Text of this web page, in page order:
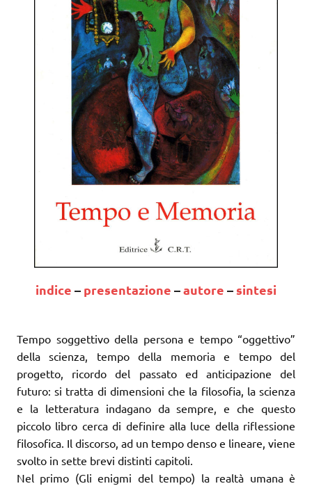
indice – presentazione –autore – sintesi
Tempo soggettivo della persona e tempo “oggettivo”
della scienza, tempo della memoria e tempo del
progetto, ricordo del passato ed anticipazione del
futuro: si tratta di dimensioni che la filosofia, la scienza
e la letteratura indagano da sempre, e che questo
piccolo libro cerca di definire alla luce della riflessione
filosofica. Il discorso, ad un tempo denso e lineare, viene
svolto in sette brevi distinti capitoli.
Nel primo (Gli enigmi del tempo) la realtà umana è